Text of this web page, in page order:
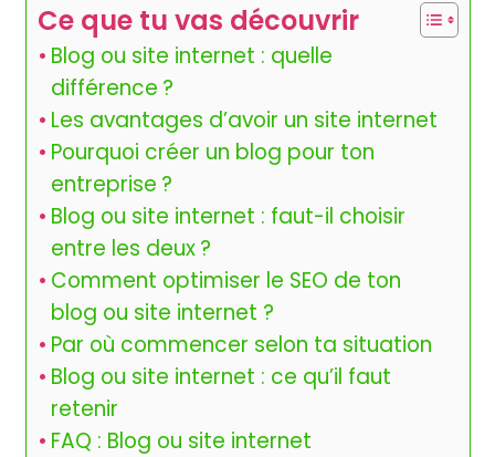
Ce que tu vas découvrir
Blog ou site internet : quelle
différence ?
Les avantages d’avoir un site internet
Pourquoi créer un blog pour ton
entreprise ?
Blog ou site internet : faut-il choisir
entre les deux ?
Comment optimiser le SEO de ton
blog ou site internet ?
Par où commencer selon ta situation
Blog ou site internet : ce qu’il faut
retenir
FAQ : Blog ou site internet